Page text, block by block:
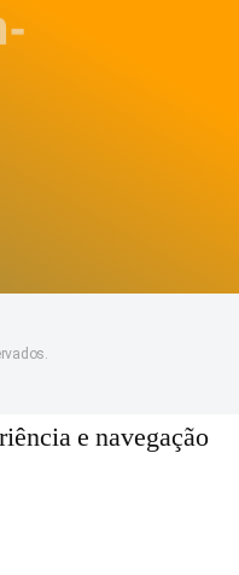
e navegação